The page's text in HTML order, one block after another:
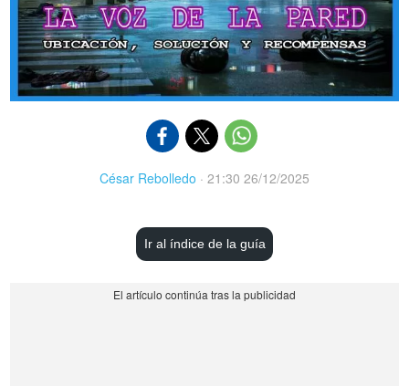
César Rebolledo · 21:30 26/12/2025
Ir al índice de la guía